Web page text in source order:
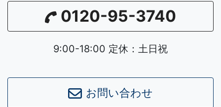
0120-95-3740
9:00-18:00 定休：土日祝
お問い合わせ